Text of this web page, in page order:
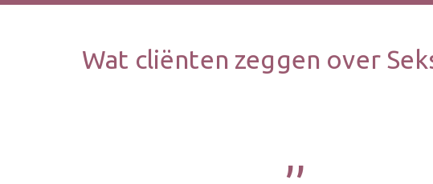
Wat cliënten zeggen over
,,